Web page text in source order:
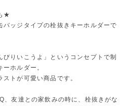
★
バッジタイプの栓抜きキーホルダーで
びりいこうよ」というコンセプトで制
ホルダー。
トが可愛い商品です。
、友達との家飲みの時に、栓抜きがな